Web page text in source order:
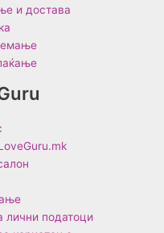
и достава
лични податоци